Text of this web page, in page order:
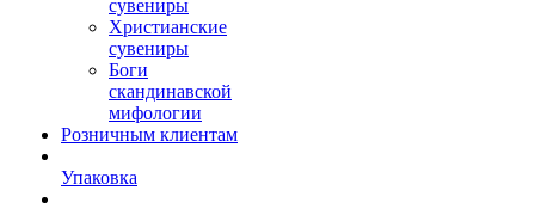
сувениры
Христианские
сувениры
Боги
скандинавской
мифологии
Розничным клиентам
Упаковка